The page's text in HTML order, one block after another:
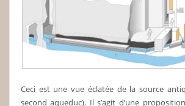
Ceci est une vue éclatée de la source
second aqueduc). Il s’agit d’une